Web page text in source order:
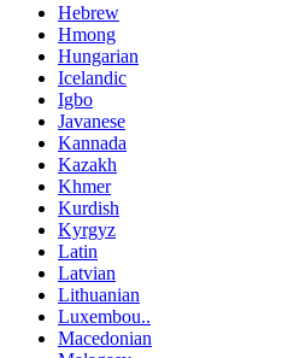
Hebrew
Hmong
Hungarian
Icelandic
Igbo
Javanese
Kannada
Kazakh
Khmer
Kurdish
Kyrgyz
Latin
Latvian
Lithuanian
Luxembou..
Macedonian